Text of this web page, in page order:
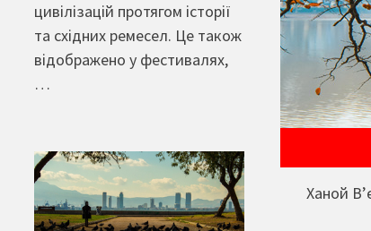
Ханой
цивілізацій протягом історії
та східних ремесел. Це також
відображено у фестивалях,
…